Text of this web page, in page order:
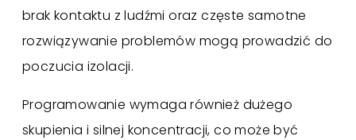
brak kontaktu z ludźmi oraz częste samotne
rozwiązywanie problemów mogą prowadzić do
poczucia izolacji.
Programowanie wymaga również dużego
skupienia i silnej koncentracji, co może być